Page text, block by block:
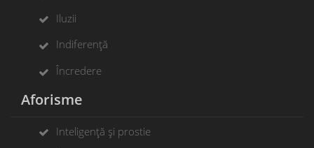
Iluzii
Indiferență
Încredere
Aforisme
Inteligență și prostie